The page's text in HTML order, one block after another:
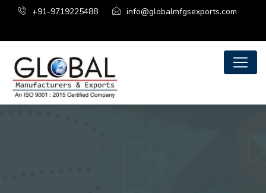
+91-9719225488 info@globalmfgsexports.com